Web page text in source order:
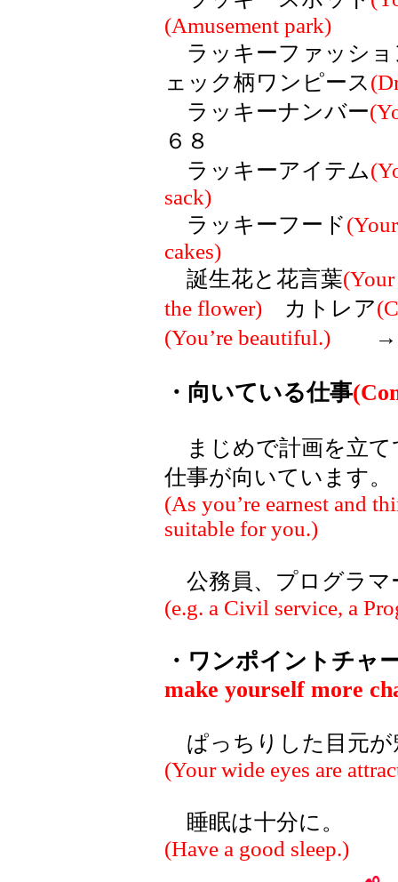
(Amusement park)
ラッキーファッショ
ェック柄ワンピース
ラッキーナンバー
６８
ラッキーアイテム
sack)
ラッキーフード
cakes)
誕生花と花言葉
the flower) カトレア
(You’re beautiful.)
・向いている仕事
まじめで計画を立て
仕事が向いています。
(As you’re earnest and
suitable for you.)
公務員、プログラマ
(e.g. a Civil service, a
・ワンポイントチャ
make yourself more
ぱっちりした目元が
(Your wide eyes are
睡眠は十分に。
(Have a good sleep.)